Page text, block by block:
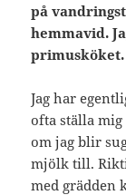
på
hemmavid.
Jag har
ofta ställa
om jag blir
mjölk till.
med grädden